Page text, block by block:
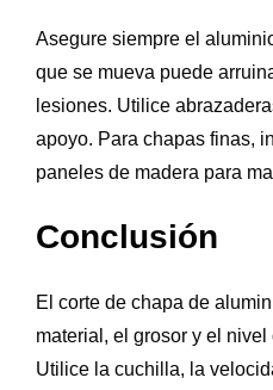
Asegure siempre el
que se mueva puede
lesiones. Utilice
apoyo. Para chapas finas,
paneles de madera para
Conclusión
El corte de chapa de
material, el grosor y el
Utilice la cuchilla, la